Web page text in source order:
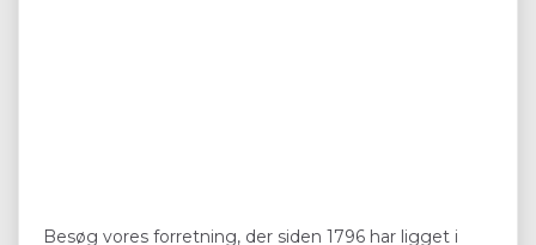
Besøg vores forretning, der siden 1796 har ligget i